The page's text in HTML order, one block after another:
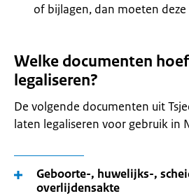
of bijlagen, dan moeten
Welke documenten
legaliseren?
De volgende documenten uit
laten legaliseren voor gebruik in
Geboorte-, huwelijks-,
overlijdensakte